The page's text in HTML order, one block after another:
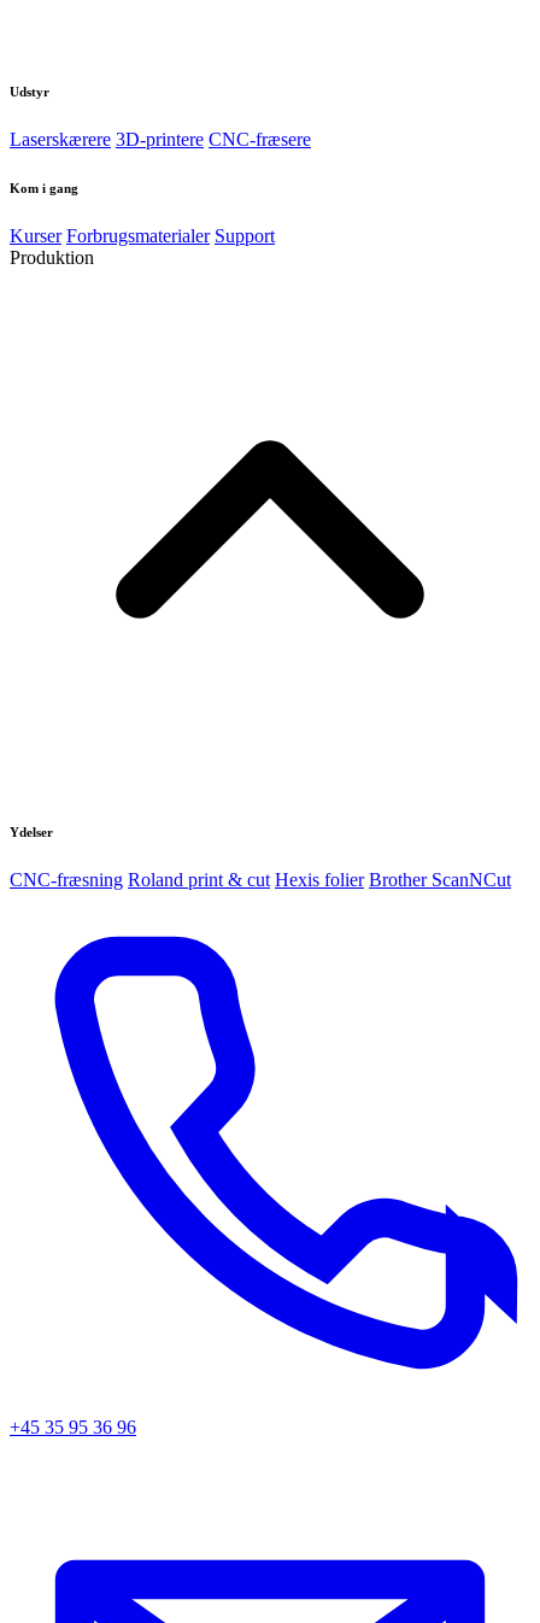
Udstyr
Laserskærere 3D-printere CNC-fræsere
Kom i gang
Kurser Forbrugsmaterialer Support
Produktion
Ydelser
CNC-fræsning Roland print & cut Hexis folier Brother ScanNCut
+45 35 95 36 96